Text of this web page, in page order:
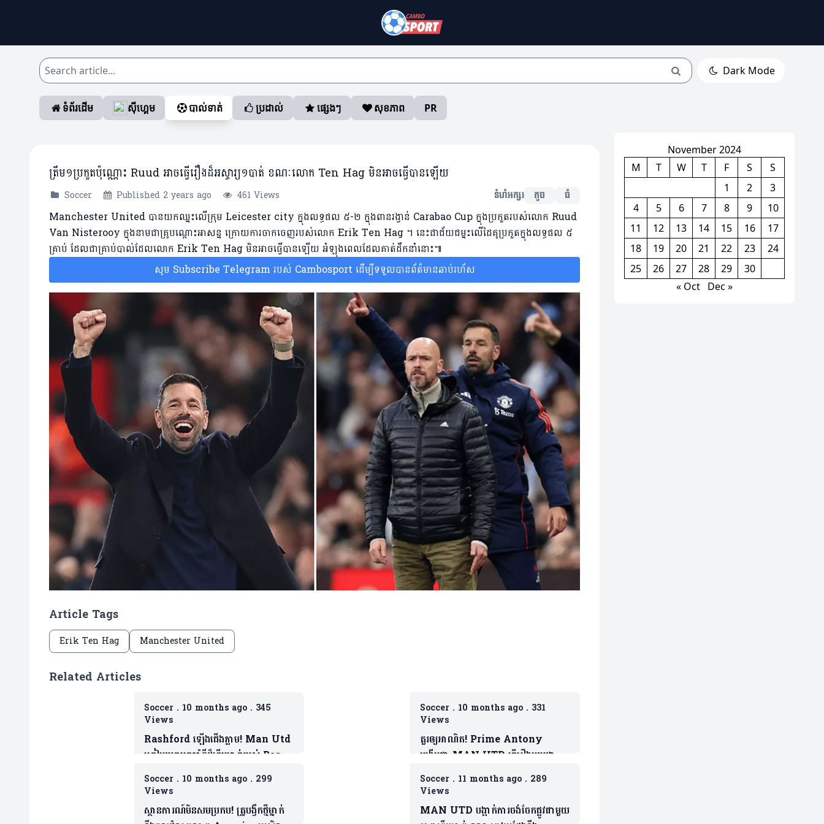
Dark Mode
ទំព័រដើម ស៊ីហ្គេម បាល់ទាត់ ប្រដាល់ ផ្សេងៗ សុខភាព PR
ត្រឹម១ប្រកួតប៉ុណ្ណោះ Ruud អាចធ្វើរឿងដ៏អស្ចារ្យ១បាត់ ខណៈលោក Ten Hag មិនអាចធ្វើបានឡើយ
Soccer Published 2 years ago 461 Views ទំហំអក្សរ តូច ធំ
Manchester United បានយកឈ្នះលើក្រុម Leicester city ក្នុងលទ្ធផល ៥-២ ក្នុងពានរង្វាន់ Carabao Cup ក្នុងប្រកួតរបស់លោក Ruud
Van Nisterooy ក្នុងនាមជាគ្រូបណ្តោះអាសន្ន ក្រោយការចាកចេញរបស់លោក Erik Ten Hag ។ នេះជាជ័យជម្នះលើដៃគូប្រកួតក្នុងលទ្ធផល ៥
គ្រាប់ ដែលជាគ្រាប់បាល់ដែលលោក Erik Ten Hag មិនអាចធ្វើបានឡើយ អំឡុងពេលដែលគាត់ដឹកនាំនោះ៕​
សូម Subscribe Telegram របស់ Cambosport ដើម្បីទទួលបានព័ត៌មានឆាប់រហ័ស
Article Tags
Erik Ten Hag Manchester United
Related Articles
Soccer. 10 months ago. 345
Views
Rashford ឡើងជើងភ្លាម! Man Utd
ត្រៀមយកអ្នកចាំទីដ៏ឆ្នើមម្នាក់របស់ Barca
ជាថ្នូរទិញលក់ផ្ដាច់កុងត្រា
Soccer. 10 months ago. 331
Views
គួរឲ្យអាណិត! Prime Antony
បង្ហើបថា MAN UTD ធ្វើរឿងមួយដាក់
ដែលជាទង្វើមិនផ្តល់តម្លៃឲ្យខ្លួន
Soccer. 10 months ago. 299
Views
ស្ថានការណ៍មិនសមប្រកប! គ្រូបង្វឹកថ្មីម្នាក់
Soccer. 11 months ago. 289
Views
MAN UTD បង្អាក់ការចង់ចែកផ្លូវជាមួយ
November 2024
M
T W T F S
S
1
2
3
4
5 6 7 8 9
10
11
12 13 14 15 16
17
18
19 20 21 22 23
24
25
26 27 28 29
30
« Oct Dec »